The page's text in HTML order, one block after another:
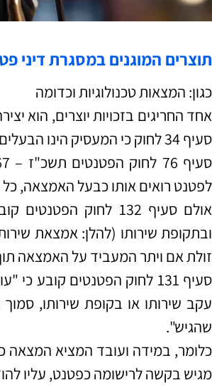
תוצרים המוגנים במסגרת דיני
כגון: המצאות טכנולוגיות וכדומה
אחד החריגים בזכויות יוצרים, הוא
סעיף 34 לחוק כי המעסיק הינו הבעלים בראשון של הזכויות האלה, אלא אם כן הוסכם אחרת.
לפטנט רואים אותו כבעל האמצאה,
אולם סעיף 132
ובתקופת שירותו (להלן: אמצאת
זולת אם ויתר המעביד על האמצאה תוך
סעיף 131 לחוק הפטנטים
עקב שירותו או בקופת שירותו,
שהגיש".
כלומר, במידה ועובד המציא המצאה
מגיש בקשה לרישומה כפטנט, עליו